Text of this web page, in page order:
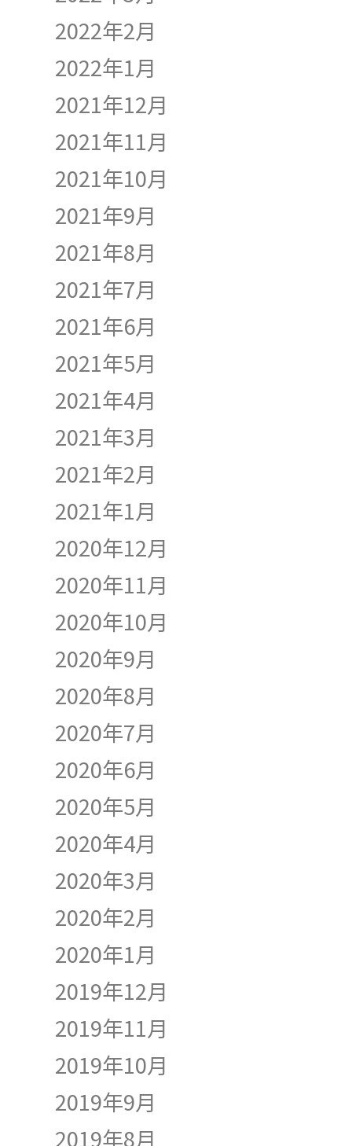
2022年2月
2022年1月
2021年12月
2021年11月
2021年10月
2021年9月
2021年8月
2021年7月
2021年6月
2021年5月
2021年4月
2021年3月
2021年2月
2021年1月
2020年12月
2020年11月
2020年10月
2020年9月
2020年8月
2020年7月
2020年6月
2020年5月
2020年4月
2020年3月
2020年2月
2020年1月
2019年12月
2019年11月
2019年10月
2019年9月
2019年8月